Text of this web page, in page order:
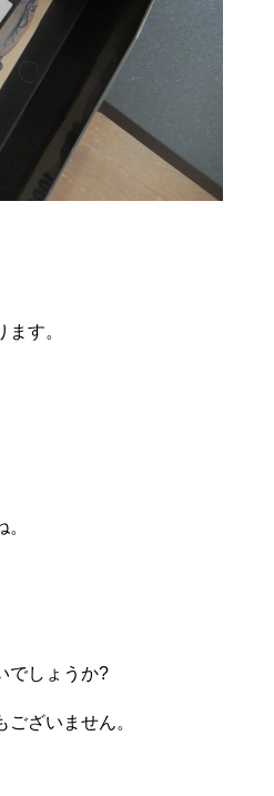
す。
でしょうか?
ざいません。